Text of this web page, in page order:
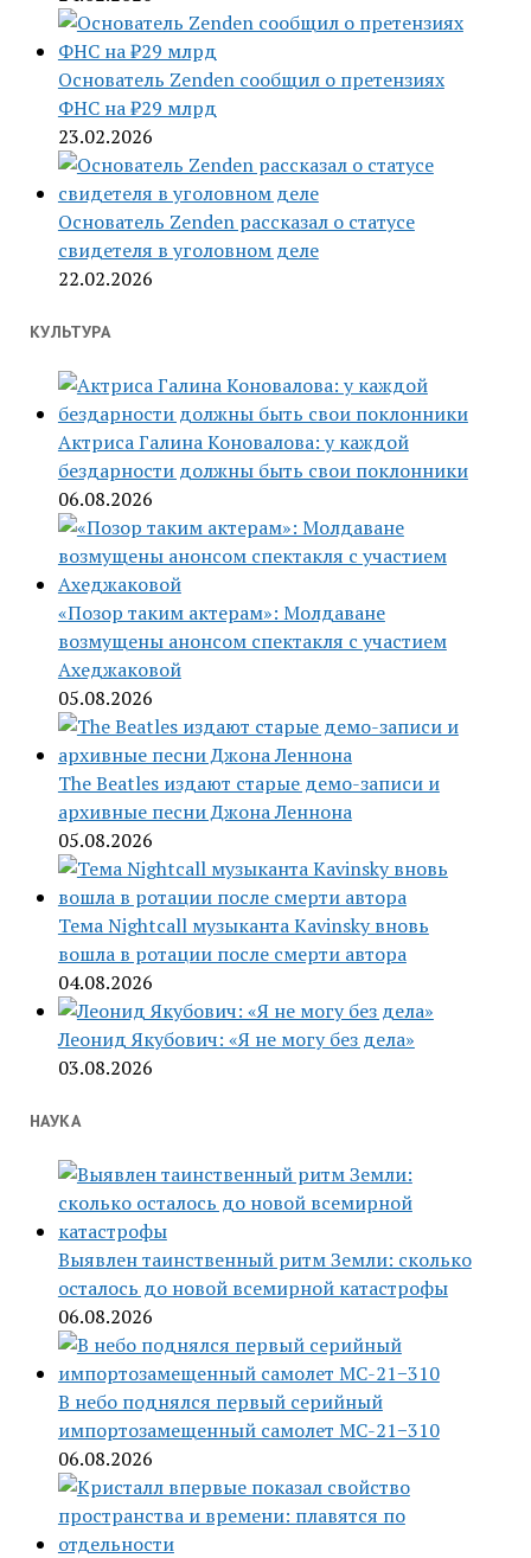
Основатель Zenden сообщил о претензиях
ФНС на ₽29 млрд
23.02.2026
Основатель Zenden рассказал о статусе
свидетеля в уголовном деле
22.02.2026
КУЛЬТУРА
Актриса Галина Коновалова: у каждой
бездарности должны быть свои поклонники
06.08.2026
«Позор таким актерам»: Молдаване
возмущены анонсом спектакля с участием
Ахеджаковой
05.08.2026
The Beatles издают старые демо-записи и
архивные песни Джона Леннона
05.08.2026
Тема Nightcall музыканта Kavinsky вновь
вошла в ротации после смерти автора
04.08.2026
Леонид Якубович: «Я не могу без дела»
03.08.2026
НАУКА
Выявлен таинственный ритм Земли: сколько
осталось до новой всемирной катастрофы
06.08.2026
В небо поднялся первый серийный
импортозамещенный самолет МС-21−310
06.08.2026